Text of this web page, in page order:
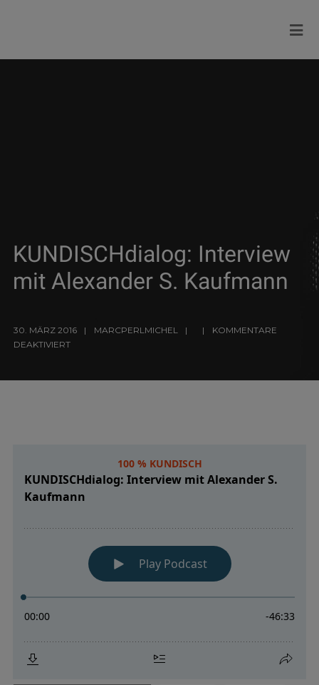
KUNDISCHdialog: Interview
mit Alexander S. Kaufmann
30. MÄRZ 2016 MARCPERLMICHEL
KOMMENTARE
DEAKTIVIERT